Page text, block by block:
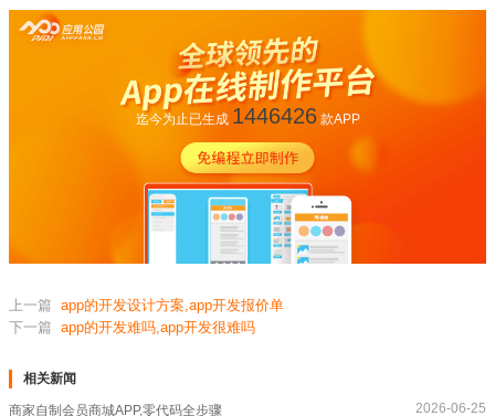
迄今为止已生成 1446426款APP
上一篇 app的开发设计方案,app开发报价单
下一篇 app的开发难吗,app开发很难吗
相关新闻
商家自制会员商城APP,零代码全步骤 2026-06-25